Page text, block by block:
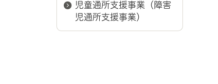
児童通所支援事業（障害
児通所支援事業）